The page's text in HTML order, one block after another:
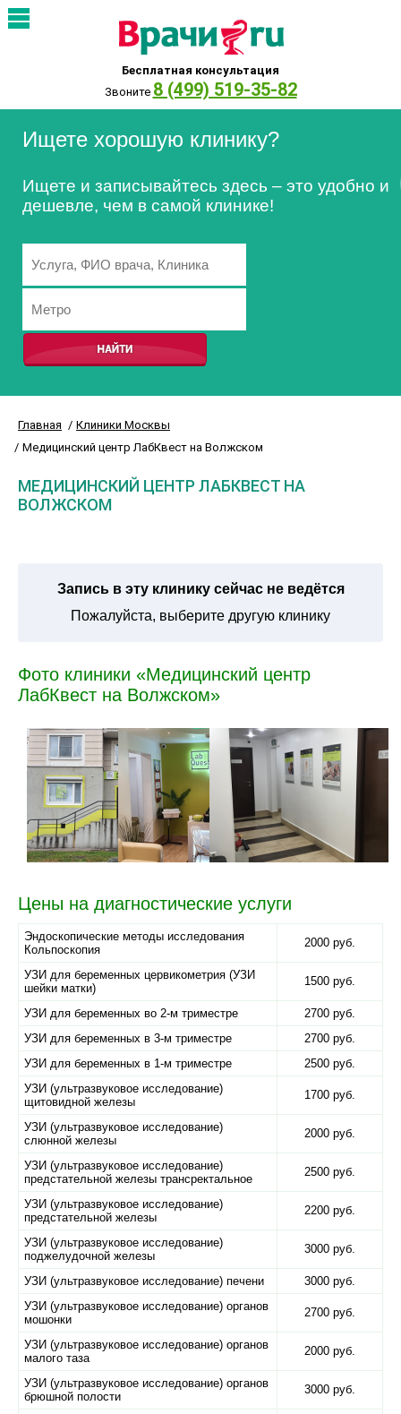
Бесплатная консультация
Звоните 8 (499) 519-35-82
Ищете хорошую клинику?
Ищете и записывайтесь здесь – это удобно и
дешевле, чем в самой клинике!
Главная
Клиники Москвы
Медицинский центр ЛабКвест на Волжском
МЕДИЦИНСКИЙ ЦЕНТР ЛАБКВЕСТ НА
ВОЛЖСКОМ
Запись в эту клинику сейчас не ведётся
Пожалуйста, выберите другую клинику
Фото клиники «Медицинский центр
ЛабКвест на Волжском»
Цены на диагностические услуги
Эндоскопические методы исследования
Кольпоскопия
2000 руб.
УЗИ для беременных цервикометрия (УЗИ
шейки матки)
1500 руб.
УЗИ для беременных во 2-м триместре
2700 руб.
УЗИ для беременных в 3-м триместре
2700 руб.
УЗИ для беременных в 1-м триместре
2500 руб.
УЗИ (ультразвуковое исследование)
щитовидной железы
1700 руб.
УЗИ (ультразвуковое исследование)
слюнной железы
2000 руб.
УЗИ (ультразвуковое исследование)
предстательной железы трансректальное
2500 руб.
УЗИ (ультразвуковое исследование)
предстательной железы
2200 руб.
УЗИ (ультразвуковое исследование)
поджелудочной железы
3000 руб.
УЗИ (ультразвуковое исследование) печени
3000 руб.
УЗИ (ультразвуковое исследование) органов
мошонки
2700 руб.
УЗИ (ультразвуковое исследование) органов
малого таза
2000 руб.
УЗИ (ультразвуковое исследование) органов
брюшной полости
3000 руб.